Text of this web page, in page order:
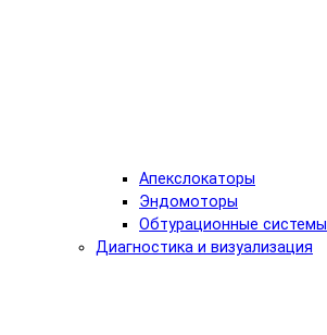
Апекслокаторы
Эндомоторы
Обтурационные системы
Диагностика и визуализация